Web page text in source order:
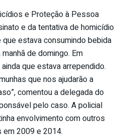
e Proteção à Pessoa
e da tentativa de homicídio
estava consumindo bebida
de domingo. Em
que estava arrependido.
que nos ajudarão a
comentou a delegada do
pelo caso. A policial
envolvimento com outros
2009 e 2014.